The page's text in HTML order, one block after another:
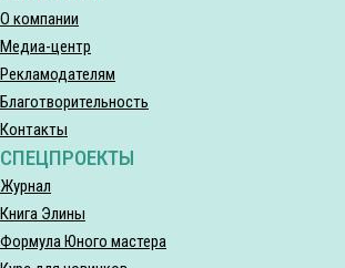
О компании
Медиа-центр
Рекламодателям
Благотворительность
Контакты
СПЕЦПРОЕКТЫ
Журнал
Книга Элины
Формула Юного мастера